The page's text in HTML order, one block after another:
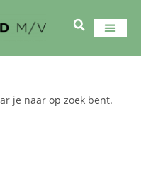
je naar op zoek bent.